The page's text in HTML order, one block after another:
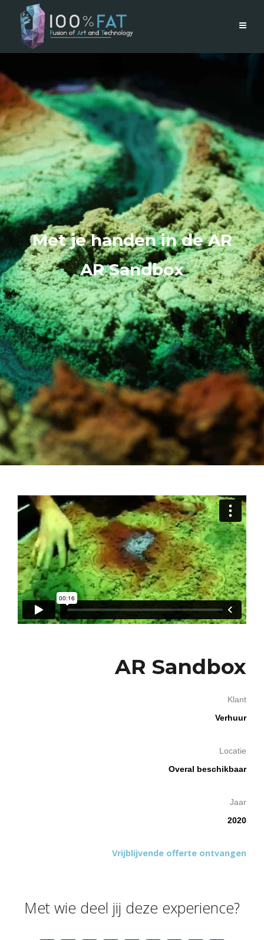
Met je handen in de AR
AR Sandbox
AR Sandbox
Klant
Verhuur
Locatie
Overal beschikbaar
Jaar
2020
Vrijblijvende offerte ontvangen
Met wie deel jij deze experience?